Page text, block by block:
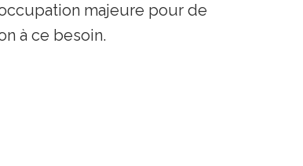
majeure pour de
à ce besoin.